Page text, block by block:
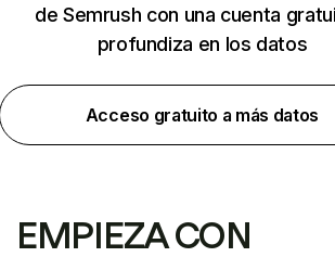
de Semrush con una cuenta
profundiza en los datos
Acceso gratuito a más datos
EMPIEZA CON